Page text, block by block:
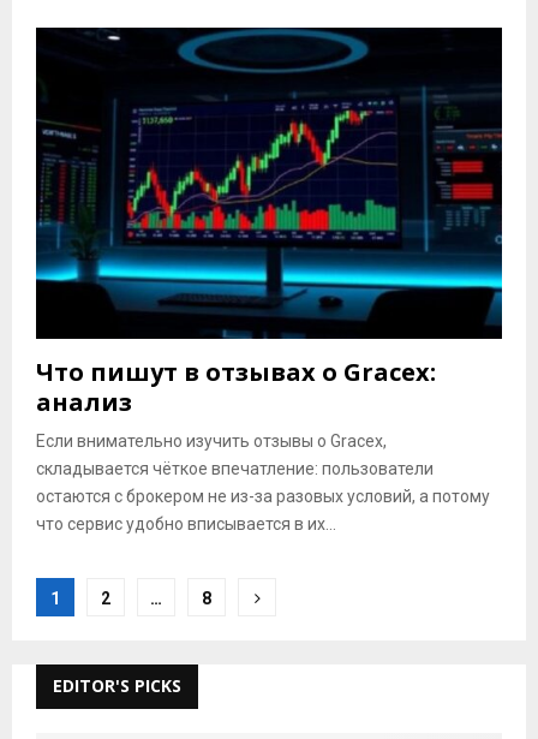
Что пишут в отзывах о Gracex:
анализ
Если внимательно изучить отзывы о Gracex,
складывается чёткое впечатление: пользователи
остаются с брокером не из-за разовых условий, а потому
что сервис удобно вписывается в их...
Posts
1 2 … 8
EDITOR'S PICKS